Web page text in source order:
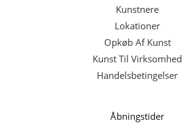
Kunstnere
Lokationer
Opkøb Af Kunst
Kunst Til Virksomhed
Handelsbetingelser
Åbningstider